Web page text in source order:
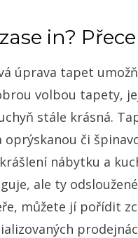
in?
úprava tapet
volbou tapety,
stále krásná.
oprýskanou či
nábytku a
ale ty
můžete jí pořídit